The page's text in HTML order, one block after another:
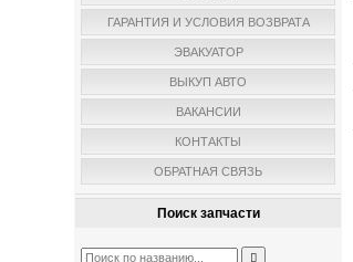
ГАРАНТИЯ И УСЛОВИЯ ВОЗВРАТА
ЭВАКУАТОР
ВЫКУП АВТО
ВАКАНСИИ
КОНТАКТЫ
ОБРАТНАЯ СВЯЗЬ
Поиск запчасти